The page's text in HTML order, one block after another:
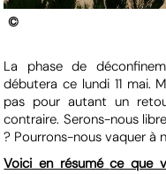
©
La phase de
débutera ce lundi 11 mai.
pas pour autant un
contraire. Serons-nous
? Pourrons-nous vaquer à
Voici en résuméce que